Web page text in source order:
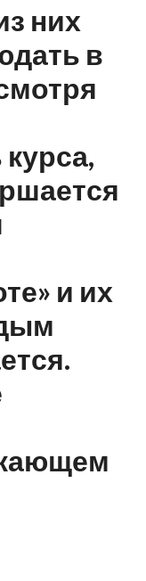
них
в
и их